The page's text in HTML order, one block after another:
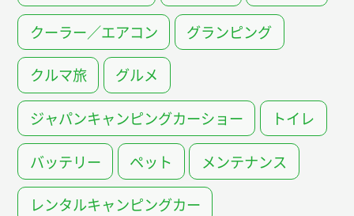
クーラー／エアコン グランピング
クルマ旅 グルメ
ジャパンキャンピングカーショー トイレ
バッテリー ペット メンテナンス
レンタルキャンピングカー